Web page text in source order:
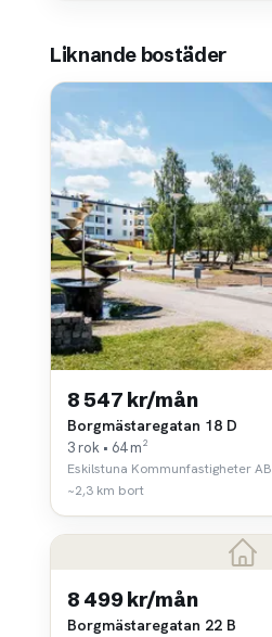
Liknande bostäder
8 547 kr/mån
Borgmästaregatan 18 D
3 rok • 64 m²
Eskilstuna Kommunfastigheter AB
~2,3 km bort
8 499 kr/mån
Borgmästaregatan 22 B